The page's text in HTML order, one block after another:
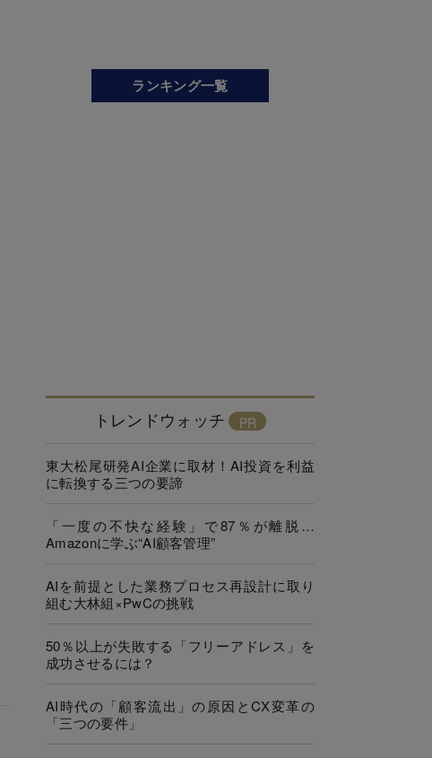
ランキング一覧
トレンドウォッチ
東大松尾研発AI企業に取材！AI投資を利益
に転換する三つの要諦
「一度の不快な経験」で87％が離脱…
Amazonに学ぶ“AI顧客管理”
AIを前提とした業務プロセス再設計に取り
組む大林組×PwCの挑戦
50％以上が失敗する「フリーアドレス」を
成功させるには？
AI時代の「顧客流出」の原因とCX変革の
「三つの要件」